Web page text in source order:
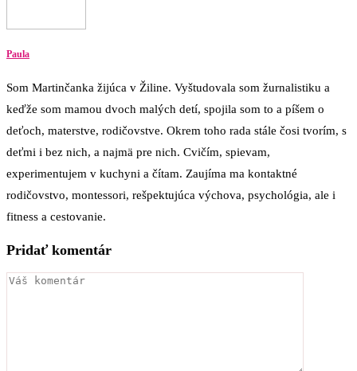
Paula
Som Martinčanka žijúca v Žiline. Vyštudovala som žurnalistiku a
keďže som mamou dvoch malých detí, spojila som to a píšem o
deťoch, materstve, rodičovstve. Okrem toho rada stále čosi tvorím, s
deťmi i bez nich, a najmä pre nich. Cvičím, spievam,
experimentujem v kuchyni a čítam. Zaujíma ma kontaktné
rodičovstvo, montessori, rešpektujúca výchova, psychológia, ale i
fitness a cestovanie.
Pridať komentár